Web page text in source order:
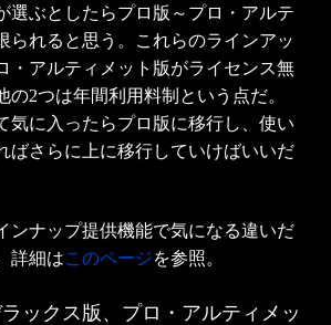
選ぶとしたらプロ版～プロ・アルテ
られると思う。これらのラインアッ
・アルティメット版がライセンス無
の2つは年間利用料制という点だ。
気に入ったらプロ版に移行し、使い
ばさらに上に移行していけばいいだ
ンナップ提供機能で気になる違いだ
詳細はこのページを参照。
ックス版、プロ・アルティメッ